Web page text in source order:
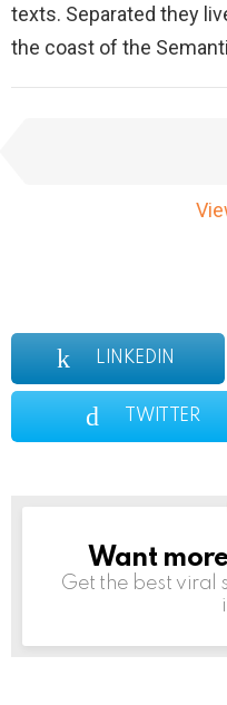
texts. Separated they
the coast of the
a
i
n
LINKEDIN
TWITTER
NEWSLETTER
Want
Get the best viral